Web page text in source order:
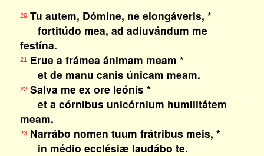
20Tu autem, Dómine, ne elongáveris, *
fortitúdo mea, ad adiuvándum me
festína.
21Erue a frámea ánimam meam *
et de manu canis únicam meam.
22Salva me ex ore leónis *
et a córnibus unicórnium humilitátem
meam.
23Narrábo nomen tuum frátribus meis, *
in médio ecclésiæ laudábo te.